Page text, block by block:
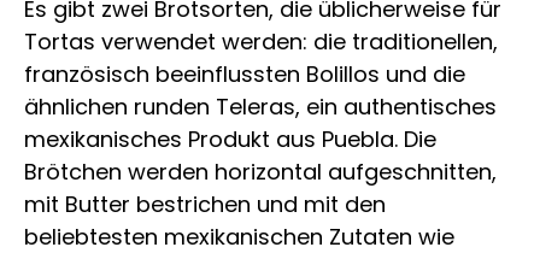
Es gibt zwei Brotsorten, die üblicherweise für
Tortas verwendet werden: die traditionellen,
französisch beeinflussten Bolillos und die
ähnlichen runden Teleras, ein authentisches
mexikanisches Produkt aus Puebla. Die
Brötchen werden horizontal aufgeschnitten,
mit Butter bestrichen und mit den
beliebtesten mexikanischen Zutaten wie